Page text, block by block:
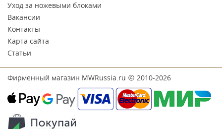
Уход за ножевыми блоками
Вакансии
Контакты
Карта сайта
Статьи
Фирменный магазин MWRussia.ru 2010-2026